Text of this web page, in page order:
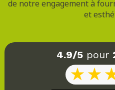
de notre engagement à
et
4.9/5pour